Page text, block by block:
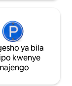
ya bila
kwenye